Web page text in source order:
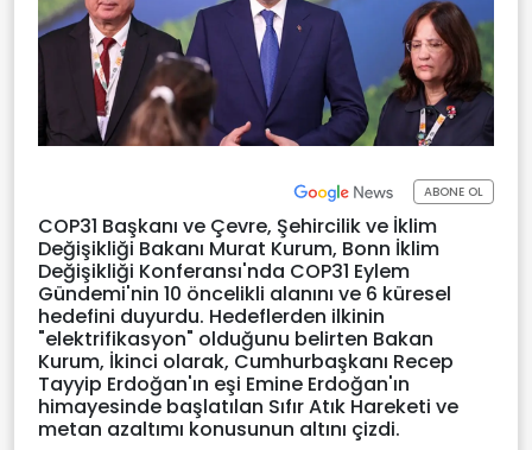
ABONE OL
COP31 Başkanı ve Çevre, Şehircilik ve İklim
Değişikliği Bakanı Murat Kurum, Bonn İklim
Değişikliği Konferansı'nda COP31 Eylem
Gündemi'nin 10 öncelikli alanını ve 6 küresel
hedefini duyurdu. Hedeflerden ilkinin
"elektrifikasyon" olduğunu belirten Bakan
Kurum, İkinci olarak, Cumhurbaşkanı Recep
Tayyip Erdoğan'ın eşi Emine Erdoğan'ın
himayesinde başlatılan Sıfır Atık Hareketi ve
metan azaltımı konusunun altını çizdi.